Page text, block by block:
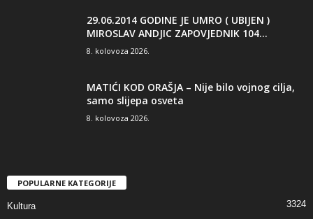
29.06.2014 GODINE JE UMRO ( UBIJEN )
MIROSLAV ANDJIC ZAPOVJEDNIK 104...
8. kolovoza 2026.
MATIĆI KOD ORAŠJA – Nije bilo vojnog cilja,
samo slijepa osveta
8. kolovoza 2026.
POPULARNE KATEGORIJE
Kultura 3324